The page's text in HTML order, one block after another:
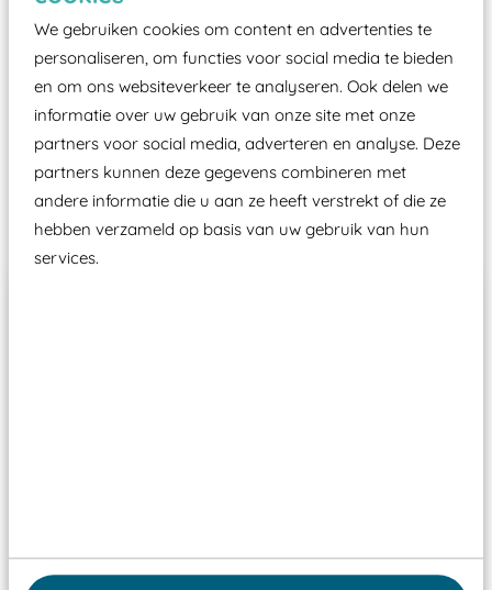
We gebruiken cookies om content en advertenties te
personaliseren, om functies voor social media te bieden
en om ons websiteverkeer te analyseren. Ook delen we
informatie over uw gebruik van onze site met onze
partners voor social media, adverteren en analyse. Deze
partners kunnen deze gegevens combineren met
andere informatie die u aan ze heeft verstrekt of die ze
hebben verzameld op basis van uw gebruik van hun
services.
certificering, uitgegeven door een Nederlands
aangewezen keuringsinstantie?
Wij ook speeltoestellen kunnen laten keuren zodat
ze toch binnen het Warenwetbesluit Attractie- en
Speeltoestellen vallen?
Past er goed bij